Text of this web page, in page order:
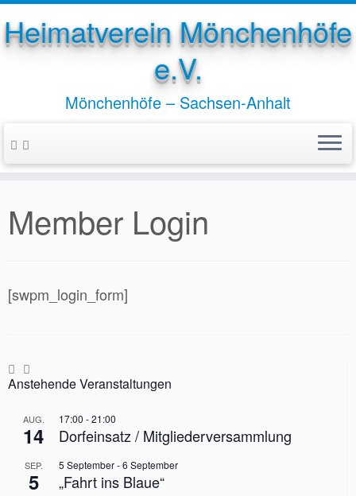
Heimatverein Mönchenhöfe
e.V.
Mönchenhöfe – Sachsen-Anhalt
Member Login
[swpm_login_form]
Anstehende Veranstaltungen
AUG.
14
17:00 -21:00
Dorfeinsatz / Mitgliederversammlung
SEP.
5
5 September-6 September
„Fahrt ins Blaue“